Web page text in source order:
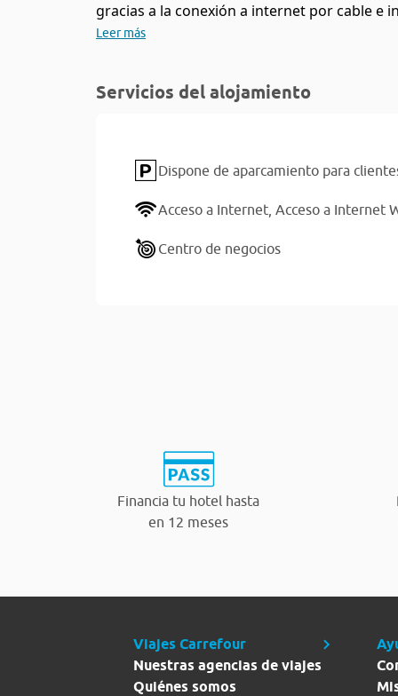
gracias a la conexión a internet por cable e
Leer más
Servicios del alojamiento
Dispone de aparcamiento para
Acceso a Internet, Acceso a Internet
Centro de negocios
Financia tu hotel hasta
en 12 meses
Viajes Carrefour
Nuestras agencias de viajes
Quiénes somos